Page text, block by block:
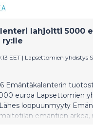
lahjoitti 5000
ry:lle
EET | Lapsettomien yhdistys
Emäntäkalenterin
euroa Lapsettomien
loppuunmyyty
emäntien arkea,